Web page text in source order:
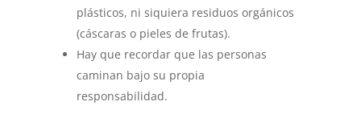
plásticos, ni siquiera residuos orgánicos
(cáscaras o pieles de frutas).
Hay que recordar que las personas
caminan bajo su propia
responsabilidad.